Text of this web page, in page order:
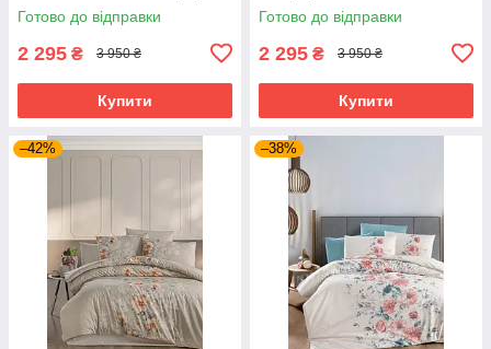
Готово до відправки
2 295 ₴ 3 950 ₴
Купити
Готово до відправки
2 295 ₴ 3 950 ₴
Купити
–42% –38%